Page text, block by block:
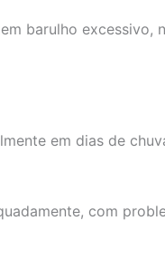
barulho excessivo,
em dias de
com